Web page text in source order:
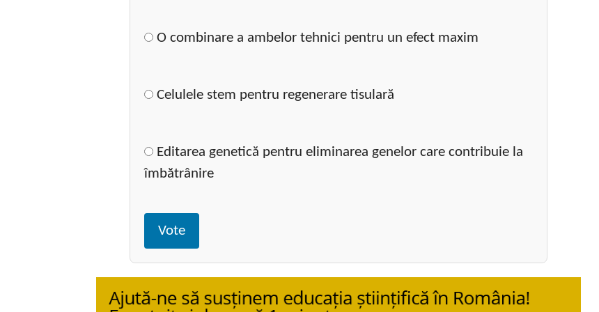
O combinare a ambelor tehnici pentru un efect maxim
Celulele stem pentru regenerare tisulară
Editarea genetică pentru eliminarea genelor care contribuie la
îmbătrânire
Vote